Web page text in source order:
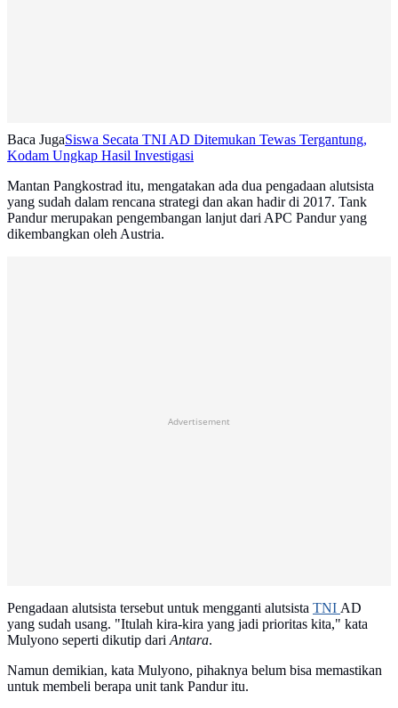
Baca JugaSiswa Secata TNI AD Ditemukan Tewas Tergantung,
Kodam Ungkap Hasil Investigasi
Mantan Pangkostrad itu, mengatakan ada dua pengadaan alutsista
yang sudah dalam rencana strategi dan akan hadir di 2017. Tank
Pandur merupakan pengembangan lanjut dari APC Pandur yang
dikembangkan oleh Austria.
Advertisement
Pengadaan alutsista tersebut untuk mengganti alutsista TNI AD
yang sudah usang. "Itulah kira-kira yang jadi prioritas kita," kata
Mulyono seperti dikutip dariAntara.
Namun demikian, kata Mulyono, pihaknya belum bisa memastikan
untuk membeli berapa unit tank Pandur itu.